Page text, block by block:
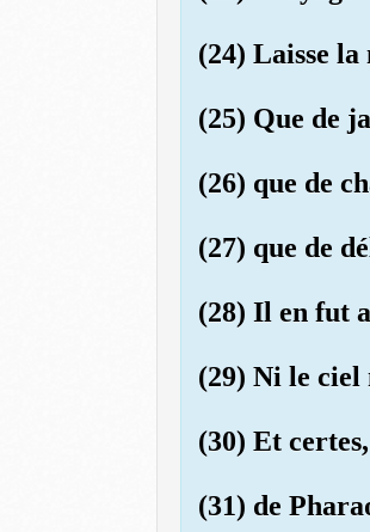
(24) Laisse
(25) Que de
(26) que de
(27) que de
(28) Il en fut
(29) Ni le
(30) Et
(31) de